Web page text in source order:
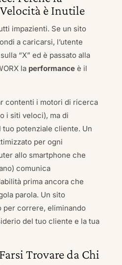
è Inutile
impazienti. Se un sito
a caricarsi, l’utente
“X” ed è passato alla
la performanceè il
contenti i motori di ricerca
i siti veloci), ma di
potenziale cliente. Un
per ogni
allo smartphone che
comunica
prima ancora che
parola. Un sito
per correre, eliminando
del tuo cliente e la tua
Trovare da Chi